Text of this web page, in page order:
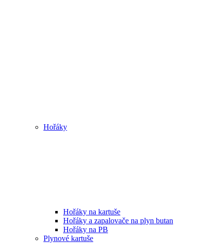
Hořáky
Hořáky na kartuše
Hořáky a zapalovače na plyn butan
Hořáky na PB
Plynové kartuše